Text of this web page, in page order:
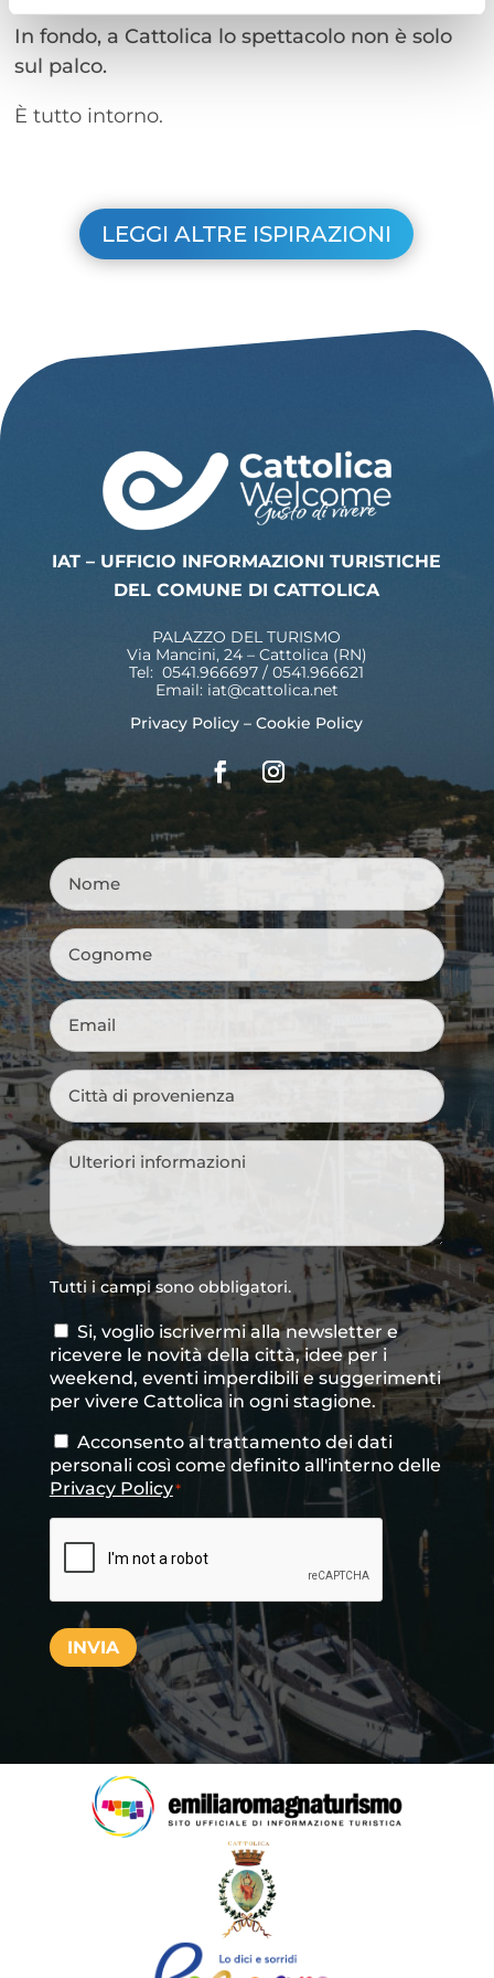
In fondo, a Cattolica lo spettacolo non è solo
sul palco.
È tutto intorno.
LEGGI ALTRE ISPIRAZIONI
IAT – UFFICIO INFORMAZIONI TURISTICHE
DEL COMUNE DI CATTOLICA
PALAZZO DEL TURISMO
Via Mancini, 24 – Cattolica (RN)
Tel: 0541.966697 / 0541.966621
Email: iat@cattolica.net
Privacy Policy –Cookie Policy
Nome
Cognome
Email
Città
di
provenienza*
Messaggio
Tutti i campi sono obbligatori.
Consenso
newsletter
Si, voglio iscrivermi alla newsletter e
ricevere le novità della città, idee per i
weekend, eventi imperdibili e suggerimenti
per vivere Cattolica in ogni stagione.
Consenso*
Acconsento al trattamento dei dati
personali così come definito all'interno delle
Privacy Policy*
INVIA